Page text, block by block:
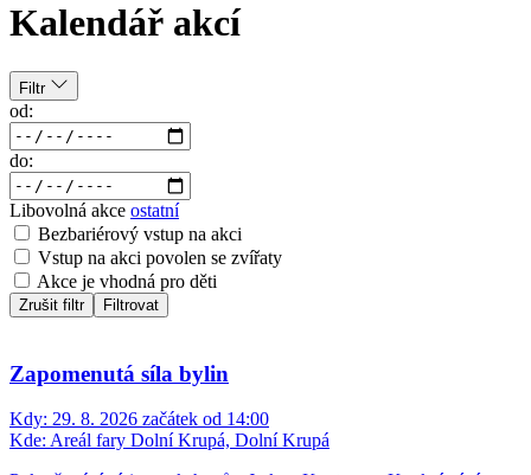
Kalendář akcí
Filtr
od:
do:
Libovolná akce ostatní
Bezbariérový vstup na akci
Vstup na akci povolen se zvířaty
Akce je vhodná pro děti
Zrušit filtr Filtrovat
Zapomenutá síla bylin
Kdy: 29. 8. 2026 začátek od 14:00
Kde: Areál fary Dolní Krupá, Dolní Krupá